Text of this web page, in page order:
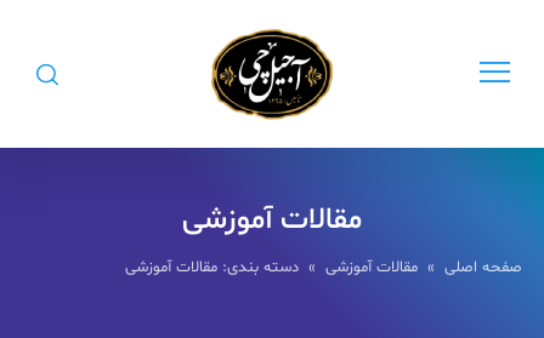
مقالات آموزشی
صفحه اصلی» مقالات آموزشی» دسته بندی: مقالات آموزشی